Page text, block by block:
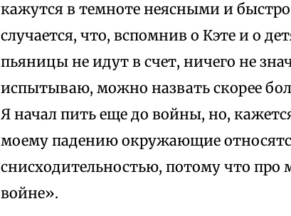
кажутся в темноте неясными и
случается, что, вспомнив о Кэте и о
пьяницы не идут в счет, ничего не
испытываю, можно назвать скорее
Я начал пить еще до войны, но,
моему падению окружающие
снисходительностью, потому что
войне».